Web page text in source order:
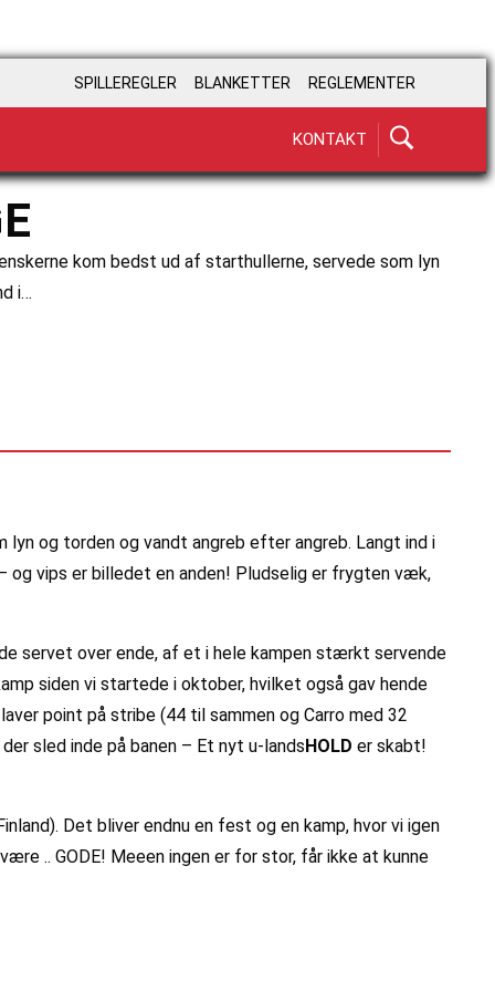
SPILLEREGLER BLANKETTER REGLEMENTER
KONTAKT
kom bedst ud af starthullerne, servede som lyn
i…
lyn og torden og vandt angreb efter angreb. Langt ind i
vips er billedet en anden! Pludselig er frygten væk,
servet over ende, af et i hele kampen stærkt servende
siden vi startede i oktober, hvilket også gav hende
point på stribe (44 til sammen og Carro med 32
sled inde på banen – Et nyt u-lands HOLD er skabt!
Det bliver endnu en fest og en kamp, hvor vi igen
.. GODE! Meeen ingen er for stor, får ikke at kunne